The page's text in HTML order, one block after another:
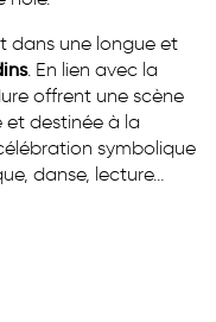
dans une longue et
. En lien avec la
offrent une scène
destinée à la
symbolique
danse, lecture…